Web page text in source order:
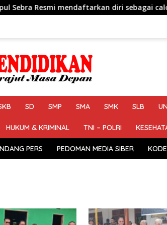
diri sebagai calon Kepala Desa Jejalen
SD SMP SMA SMK SLB
HUKUM & KRIMINAL TNI – POLRI
PERS PEDOMAN MEDIA SIBER